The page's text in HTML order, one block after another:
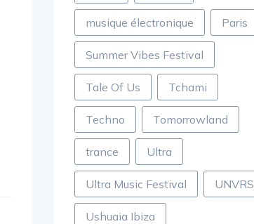
musique électronique Paris
Summer Vibes Festival
Tale Of Us Tchami
Techno Tomorrowland
trance Ultra
Ultra Music Festival UNVRS
Ushuaia Ibiza